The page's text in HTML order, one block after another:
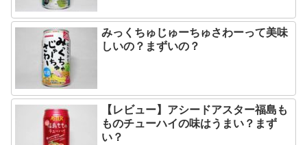
みっくちゅじゅーちゅさわーって美味
しいの？まずいの？
【レビュー】アシードアスター福島も
ものチューハイの味はうまい？まず
い？